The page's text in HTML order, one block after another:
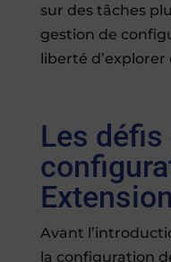
sur des tâches
gestion de
liberté
Les défis
Avant
la configuration